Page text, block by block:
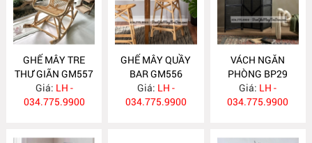
GHẾ MÂY TRE
THƯ GIÃN GM557
Giá: LH -
034.775.9900
GHẾ MÂY QUẦY
BAR GM556
Giá: LH -
034.775.9900
VÁCH NGĂN
PHÒNG BP29
Giá: LH -
034.775.9900